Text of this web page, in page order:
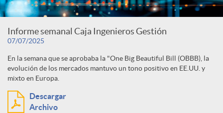
Informe semanal Caja Ingenieros Gestión
07/07/2025
En la semana que se aprobaba la "One Big Beautiful Bill (OBBB), la
evolución de los mercados mantuvo un tono positivo en EE.UU. y
mixto en Europa.
Descargar
Archivo